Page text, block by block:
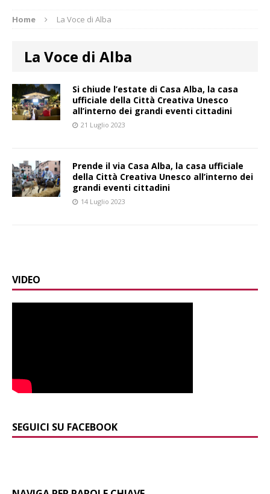
Home La Voce di Alba
La Voce di Alba
Si chiude l’estate di Casa Alba, la casa
ufficiale della Città Creativa Unesco
all’interno dei grandi eventi cittadini
21 Luglio 2023
Prende il via Casa Alba, la casa ufficiale
della Città Creativa Unesco all’interno dei
grandi eventi cittadini
14 Luglio 2023
VIDEO
SEGUICI SU FACEBOOK